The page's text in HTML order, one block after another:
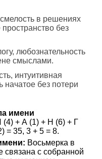
в решениях
без
любознательность
смыслами.
интуитивная
начатое без потери
имени
+ А (1) + Н (6) + Г
= 35, 3 + 5 = 8.
Восьмерка в
связана с собранной